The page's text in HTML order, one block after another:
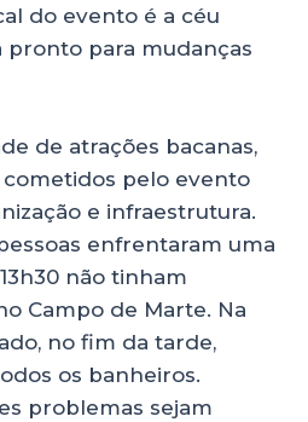
do evento é a céu
pronto para mudanças
de atrações bacanas,
pelo evento
e infraestrutura.
enfrentaram uma
não tinham
Campo de Marte. Na
no fim da tarde,
os banheiros.
problemas sejam